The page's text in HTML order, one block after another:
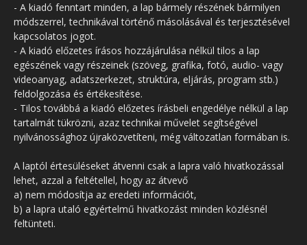
- A kiadó fenntart minden, a lap bármely részének bármilyen
módszerrel, technikával történő másolásával és terjesztésével
kapcsolatos jogot.
- A kiadó előzetes írásos hozzájárulása nélkül tilos a lap
egészének vagy részeinek (szöveg, grafika, fotó, audio- vagy
videoanyag, adatszerkezet, struktúra, eljárás, program stb.)
feldolgozása és értékesítése.
- Tilos továbbá a kiadó előzetes írásbeli engedélye nélkül a lap
tartalmát tükrözni, azaz technikai művelet segítségével
nyilvánossághoz újraközvetíteni, még változatlan formában is.
A laptól értesüléseket átvenni csak a lapra való hivatkozással
lehet, azzal a feltétellel, hogy az átvevő
a) nem módosítja az eredeti információt,
b) a lapra utaló egyértelmű hivatkozást minden közlésnél
feltünteti.